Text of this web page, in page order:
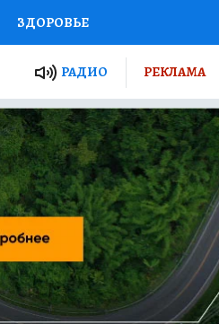
ЗДОРОВЬЕ
РОССИИ
ПУТЕВОДИТЕЛЬ
ТУРИЗМ
ПОТРЕБИТЕЛЯ ВСЕ О КП
РАДИО РЕКЛАМА